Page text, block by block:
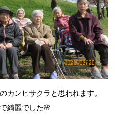
カンヒサクラと思われます。
綺麗でした🌸